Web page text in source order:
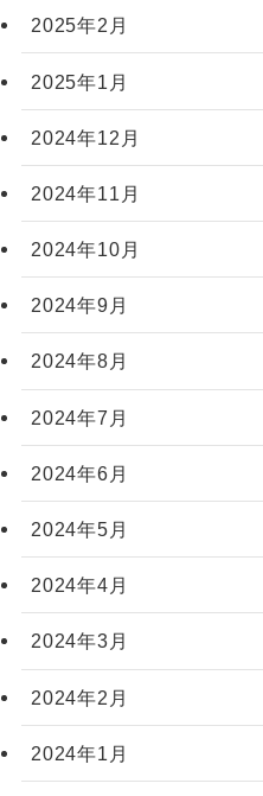
2025年2月
2025年1月
2024年12月
2024年11月
2024年10月
2024年9月
2024年8月
2024年7月
2024年6月
2024年5月
2024年4月
2024年3月
2024年2月
2024年1月